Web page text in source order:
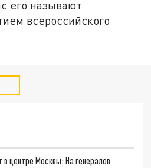
его называют
всероссийского
центре Москвы: На генералов